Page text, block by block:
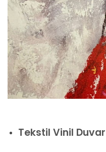
Tekstil Vinil Duvar